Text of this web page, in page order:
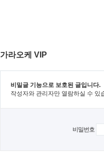
가라오케 VIP
비밀글 기능으로 보호된 글입니다.
작성자와 관리자만 열람하실 수 있
비밀번호